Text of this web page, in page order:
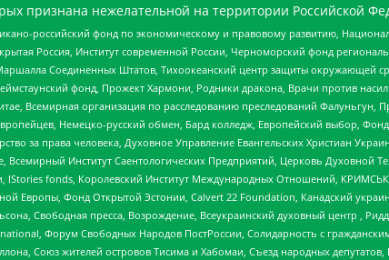
признана нежелательной на территории Российской
российский фонд по экономическому и правовому развитию,
Россия, Институт современной России, Черноморский фонд
Соединенных Штатов, Тихоокеанский центр защиты окружающей
фонд, Прожект Хармони, Родники дракона, Врачи против
Всемирная организация по расследованию преследований Фалуньгун,
Немецко-русский обмен, Бард колледж, Европейский выбор,
за права человека, Духовное Управление Евангельских Христиан
Институт Саентологических Предприятий, Церковь Духовной
fonds, Королевский Институт Международных Отношений,
Европы, Фонд Открытой Эстонии, Calvert 22 Foundation, Канадский
Свободная пресса, Возрождение, Всеукраинский духовный центр ,
Форум Свободных Народов ПостРоссии, Солидарность с
Союз жителей островов Тисима и Хабомаи, Съезд народных